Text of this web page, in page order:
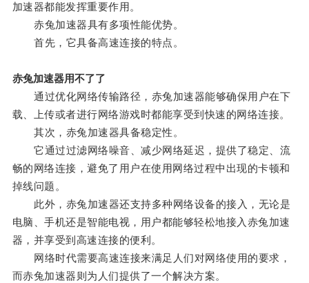
加速器都能发挥重要作用。
赤兔加速器具有多项性能优势。
首先，它具备高速连接的特点。
赤兔加速器用不了了
通过优化网络传输路径，赤兔加速器能够确保用户在下
载、上传或者进行网络游戏时都能享受到快速的网络连接。
其次，赤兔加速器具备稳定性。
它通过过滤网络噪音、减少网络延迟，提供了稳定、流
畅的网络连接，避免了用户在使用网络过程中出现的卡顿和
掉线问题。
此外，赤兔加速器还支持多种网络设备的接入，无论是
电脑、手机还是智能电视，用户都能够轻松地接入赤兔加速
器，并享受到高速连接的便利。
网络时代需要高速连接来满足人们对网络使用的要求，
而赤兔加速器则为人们提供了一个解决方案。